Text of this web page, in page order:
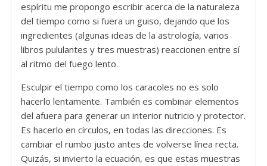
espíritu me propongo escribir acerca de la naturaleza
del tiempo como si fuera un guiso, dejando que los
ingredientes (algunas ideas de la astrología, varios
libros pululantes y tres muestras) reaccionen entre sí
al ritmo del fuego lento.
Esculpir el tiempo como los caracoles no es solo
hacerlo lentamente. También es combinar elementos
del afuera para generar un interior nutricio y protector.
Es hacerlo en círculos, en todas las direcciones. Es
cambiar el rumbo justo antes de volverse línea recta.
Quizás, si invierto la ecuación, es que estas muestras